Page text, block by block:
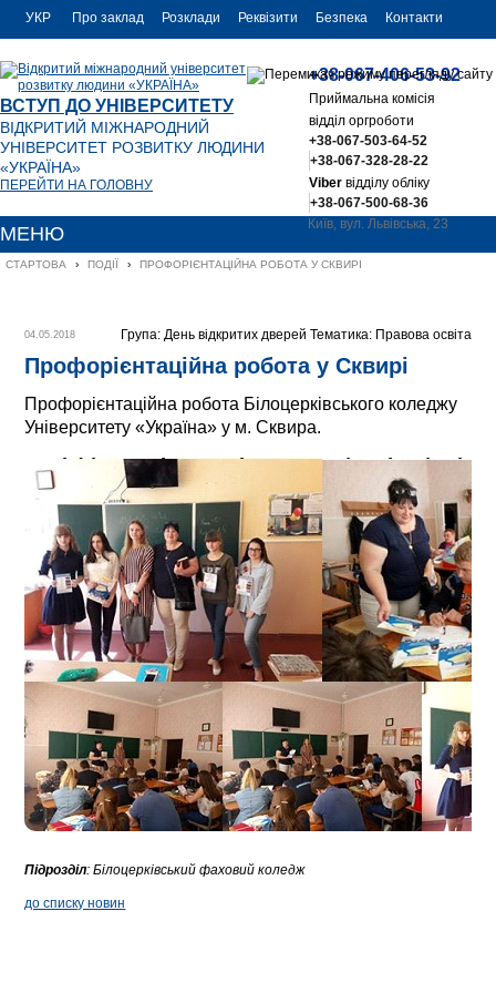
УКР
ENG
Про заклад Розклади Реквізити Безпека Контакти
ВСТУП ДО УНІВЕРСИТЕТУ
ВІДКРИТИЙ МІЖНАРОДНИЙ
УНІВЕРСИТЕТ РОЗВИТКУ ЛЮДИНИ
«УКРАЇНА»
ПЕРЕЙТИ НА ГОЛОВНУ
+38-067-406-53-92
Приймальна комісія
відділ оргроботи
+38-067-503-64-52
+38-067-328-28-22
Viberвідділу обліку
+38-067-500-68-36
Київ, вул. Львівська, 23
МЕНЮ
СТАРТОВА › ПОДІЇ › ПРОФОРІЄНТАЦІЙНА РОБОТА У СКВИРІ
Група: День відкритих дверей Тематика: Правова освіта
04.05.2018
Профорієнтаційна робота у Сквирі
Профорієнтаційна робота Білоцерківського коледжу
Університету «Україна» у м. Сквира.
Підрозділ:Білоцерківський фаховий коледж
до списку новин